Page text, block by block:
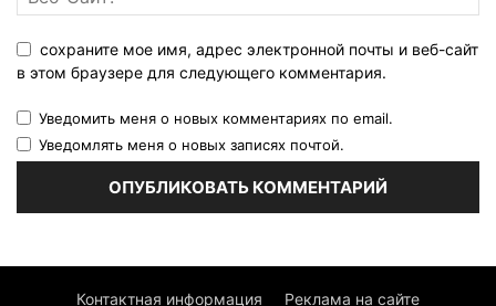
сохраните мое имя, адрес электронной почты и веб-сайт
в этом браузере для следующего комментария.
Уведомить меня о новых комментариях по email.
Уведомлять меня о новых записях почтой.
Контактная информация Реклама на сайте